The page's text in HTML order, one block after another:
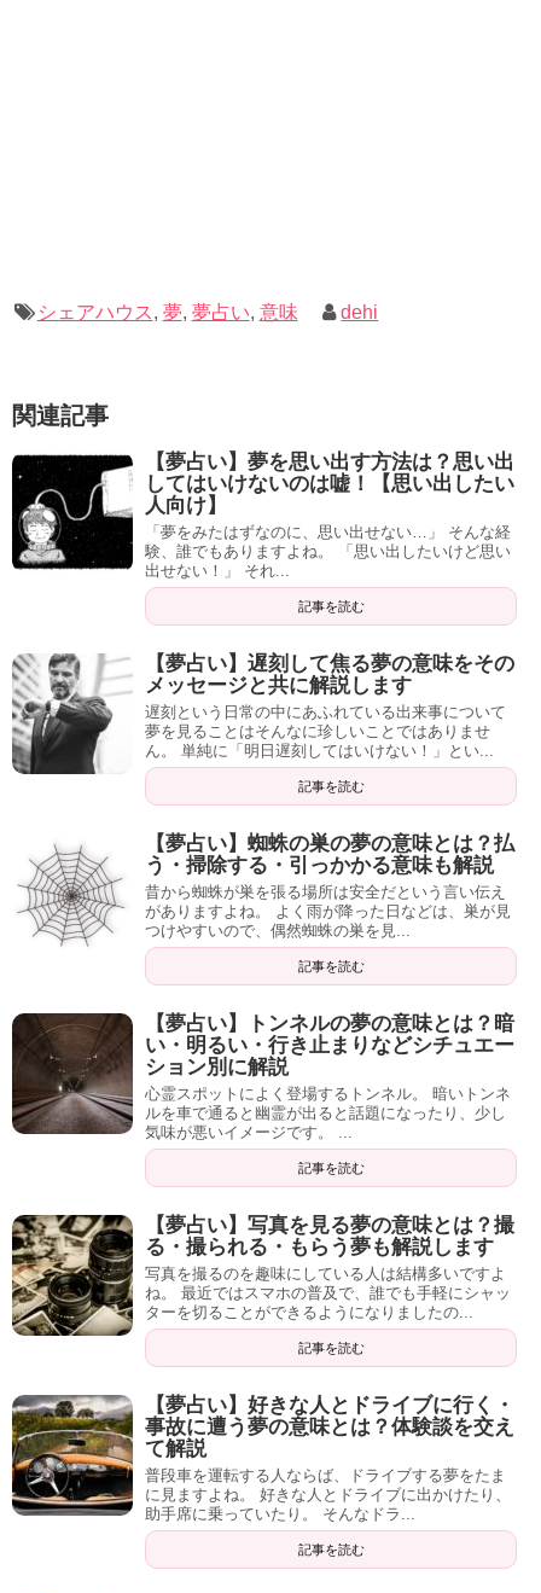
シェアハウス , 夢, 夢占い, 意味 dehi
関連記事
【夢占い】夢を思い出す方法は？思い出
してはいけないのは嘘！【思い出したい
人向け】
「夢をみたはずなのに、思い出せない…」 そんな経
験、誰でもありますよね。 「思い出したいけど思い
出せない！」 それ...
記事を読む
【夢占い】遅刻して焦る夢の意味をその
メッセージと共に解説します
遅刻という日常の中にあふれている出来事について
夢を見ることはそんなに珍しいことではありませ
ん。 単純に「明日遅刻してはいけない！」とい...
記事を読む
【夢占い】蜘蛛の巣の夢の意味とは？払
う・掃除する・引っかかる意味も解説
昔から蜘蛛が巣を張る場所は安全だという言い伝え
がありますよね。 よく雨が降った日などは、巣が見
つけやすいので、偶然蜘蛛の巣を見...
記事を読む
【夢占い】トンネルの夢の意味とは？暗
い・明るい・行き止まりなどシチュエー
ション別に解説
心霊スポットによく登場するトンネル。 暗いトンネ
ルを車で通ると幽霊が出ると話題になったり、少し
気味が悪いイメージです。 ...
記事を読む
【夢占い】写真を見る夢の意味とは？撮
る・撮られる・もらう夢も解説します
写真を撮るのを趣味にしている人は結構多いですよ
ね。 最近ではスマホの普及で、誰でも手軽にシャッ
ターを切ることができるようになりましたの...
記事を読む
【夢占い】好きな人とドライブに行く・
事故に遭う夢の意味とは？体験談を交え
て解説
普段車を運転する人ならば、ドライブする夢をたま
に見ますよね。 好きな人とドライブに出かけたり、
助手席に乗っていたり。 そんなドラ...
記事を読む